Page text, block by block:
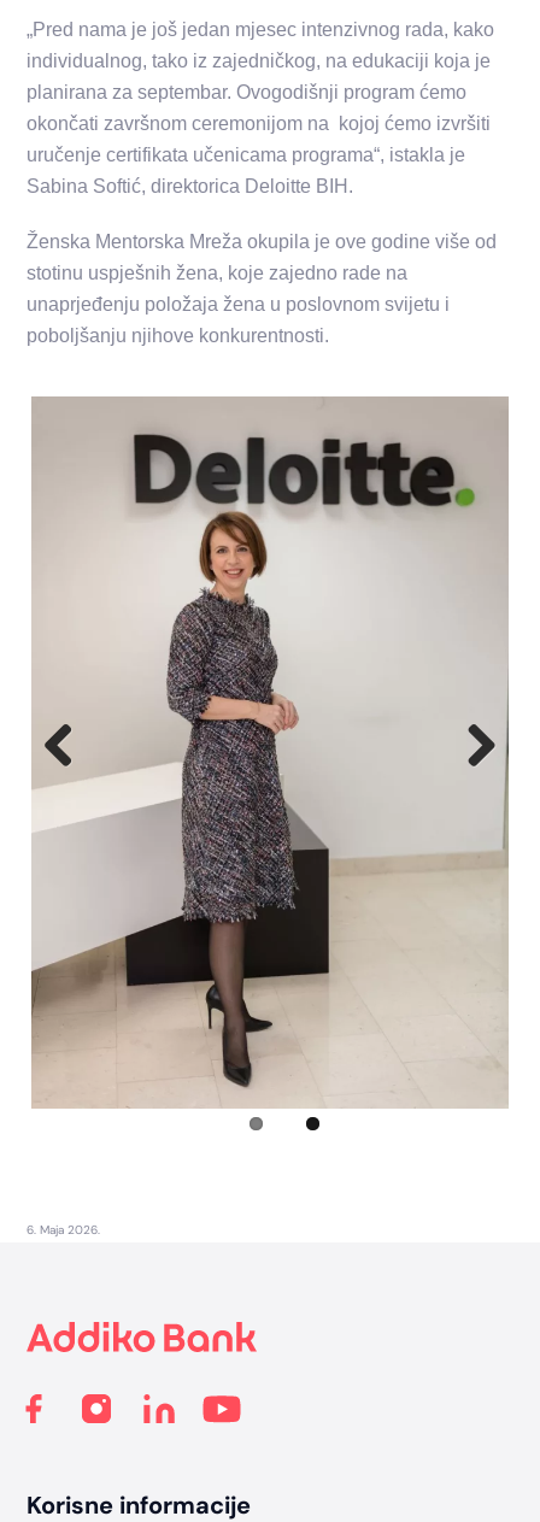
„Pred nama je još jedan mjesec intenzivnog rada, kako
individualnog, tako iz zajedničkog, na edukaciji koja je
planirana za septembar. Ovogodišnji program ćemo
okončati završnom ceremonijom na kojoj ćemo izvršiti
uručenje certifikata učenicama programa“, istakla je
Sabina Softić, direktorica Deloitte BIH.
Ženska Mentorska Mreža okupila je ove godine više od
stotinu uspješnih žena, koje zajedno rade na
unaprjeđenju položaja žena u poslovnom svijetu i
poboljšanju njihove konkurentnosti.
Previous
6. Maja 2026.
Korisne informacije